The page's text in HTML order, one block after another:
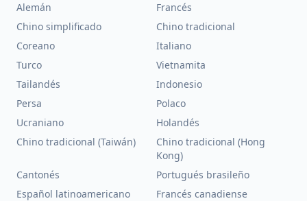
Alemán
Francés
Chino simplificado
Chino tradicional
Coreano
Italiano
Turco
Vietnamita
Tailandés
Indonesio
Persa
Polaco
Ucraniano
Holandés
Chino tradicional (Taiwán)
Chino tradicional (Hong
Kong)
Cantonés
Portugués brasileño
Español latinoamericano
Francés canadiense